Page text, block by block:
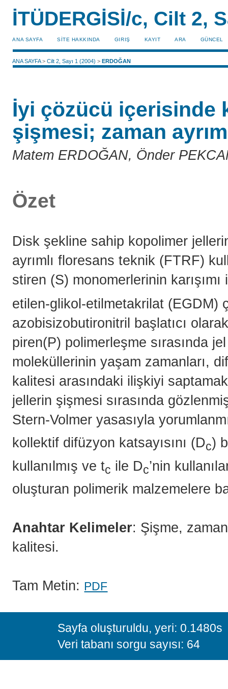
İTÜDERGİSİ/c, Cilt 2,
ANA SAYFA SİTE HAKKINDA GIRIŞ KAYIT ARA GÜNCEL
ANA SAYFA>Cilt 2, Sayı 1 (2004) >ERDOĞAN
İyi çözücü içerisinde
şişmesi; zaman
Matem ERDOĞAN, Önder
Özet
Disk şekline sahip kopolimer
ayrımlı floresans teknik (FTRF)
stiren (S) monomerlerinin
etilen-glikol-etilmetakrilat (EGDM)
azobisizobutironitril başlatıcı
piren(P) polimerleşme sırasında
moleküllerinin yaşam zamanları,
kalitesi arasındaki ilişkiyi
jellerin şişmesi sırasında
Stern-Volmer yasasıyla
kollektif difüzyon katsayısını (Dc)
kullanılmış ve tc ile Dc’nin
oluşturan polimerik malzemelere
Anahtar Kelimeler: Şişme,
kalitesi.
Tam Metin: PDF
Sayfa oluşturuldu, yeri: 0.1480s
Veri tabanı sorgu sayısı: 64